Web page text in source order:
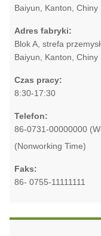
Baiyun, Kanton, Chiny
Adres fabryki:
Blok A, strefa
Baiyun, Kanton, Chiny
Czas pracy:
8:30-17:30
Telefon:
86-0731-00000000
(Nonworking Time)
Faks:
86- 0755-11111111